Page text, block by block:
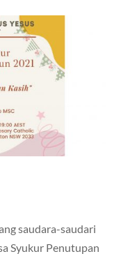
saudara-saudari
Syukur Penutupan